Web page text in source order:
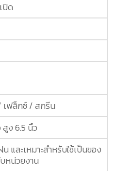
ปิด
เฟล็กซ์ / สกรีน
สูง 6.5 นิ้ว
และเหมาะสำหรับใช้เป็นของ
หน่วยงาน